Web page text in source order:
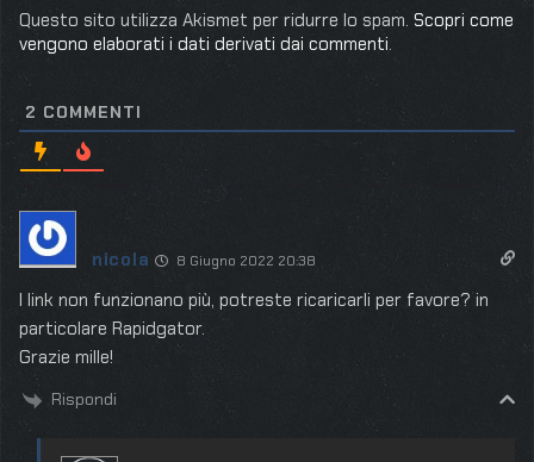
Questo sito utilizza Akismet per ridurre lo spam. Scopri come
vengono elaborati i dati derivati dai commenti.
2 COMMENTI
nicola 8 Giugno 2022 20:38
I link non funzionano più, potreste ricaricarli per favore? in
particolare Rapidgator.
Grazie mille!
Rispondi